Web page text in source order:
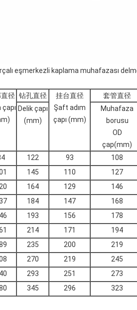
eşmerkezli kaplama muhafazası
径
çapı
钻孔直径
挂台直径
Şaft adım
çapı (mm)
套管直径
Delik çapı
(mm)
Muhafaza
borusu
OD
çap(mm)
122 93 108
145 110 127
164 129 146
184 147 168
193 156 178
214 171 194
235 200 219
270 219 245
293 251 273
345 296 323